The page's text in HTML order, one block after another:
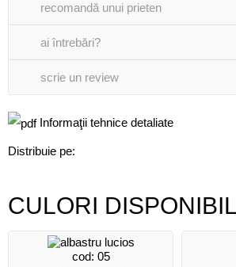
recomandă unui prieten
ai întrebări?
scrie un review
Informaţii tehnice detaliate
Distribuie pe:
CULORI
cod: 05